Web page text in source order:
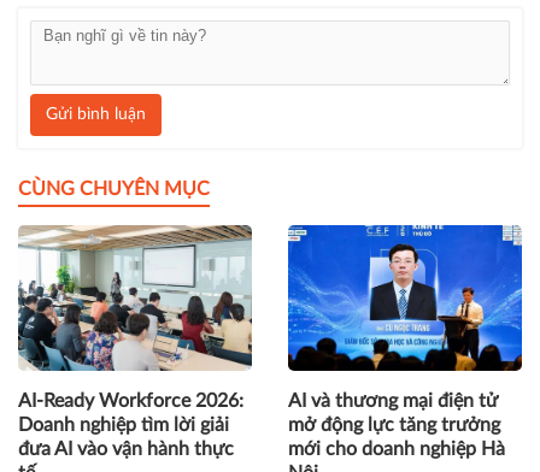
Gửi bình luận
CÙNG CHUYÊN MỤC